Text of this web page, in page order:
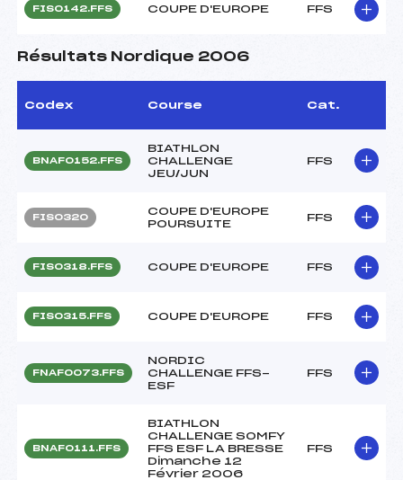
FIS0142.FFS COUPE D'EUROPE FFS
Résultats Nordique 2006
Codex Course Cat.
BNAF0152.FFS
BIATHLON
CHALLENGE
JEU/JUN
FFS
FIS0320
COUPE D'EUROPE
POURSUITE
FFS
FIS0318.FFS COUPE D'EUROPE FFS
FIS0315.FFS COUPE D'EUROPE FFS
FNAF0073.FFS
NORDIC
CHALLENGE FFS-
ESF
FFS
BNAF0111.FFS
BIATHLON
CHALLENGE SOMFY
FFS ESF LA BRESSE
Dimanche 12
Février 2006
FFS